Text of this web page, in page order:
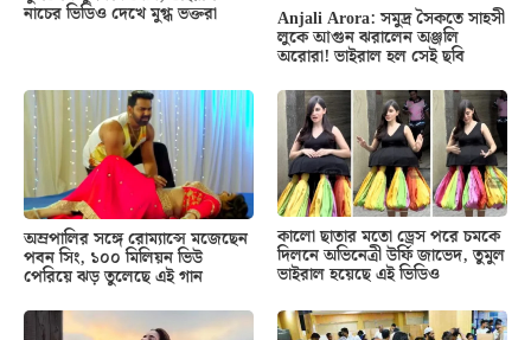
নাচের ভিডিও দেখে মুগ্ধ ভক্তরা Anjali Arora: সমুদ্র সৈকতে সাহসী
লুকে আগুন ঝরালেন অঞ্জলি
অরোরা! ভাইরাল হল সেই ছবি
অম্রপালির সঙ্গে রোম্যান্সে মজেছেন
পবন সিং, ১০০ মিলিয়ন ভিউ
পেরিয়ে ঝড় তুলেছে এই গান
কালো ছাতার মতো ড্রেস পরে চমকে
দিলনে অভিনেত্রী উর্ফি জাভেদ, তুমুল
ভাইরাল হয়েছে এই ভিডিও